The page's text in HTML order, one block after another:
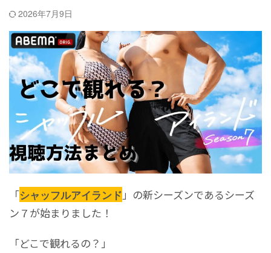
2026年7月9日
「シャッフルアイランド」の新シーズンであるシーズ
ン７が始まりました！
「どこで観れるの？」